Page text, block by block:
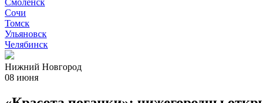
Смоленск
Сочи
Томск
Ульяновск
Челябинск
Нижний Новгород
08 июня